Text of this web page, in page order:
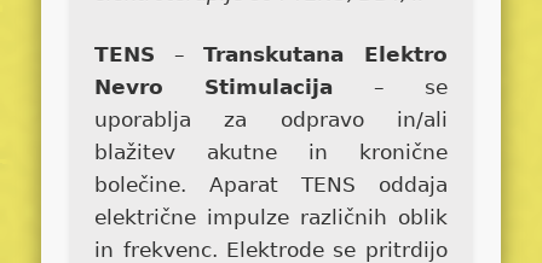
TENS –Transkutana Elektro
Nevro Stimulacija – se
uporablja za odpravo in/ali
blažitev akutne in kronične
bolečine. Aparat TENS oddaja
električne impulze različnih oblik
in frekvenc. Elektrode se pritrdijo